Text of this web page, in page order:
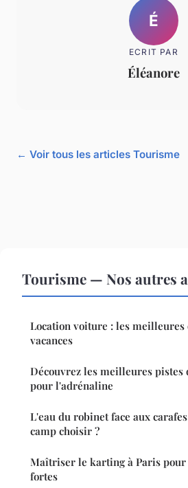
É
ECRIT PAR
Éléanore
← Voir tous les articles Tourisme
Tourisme — Nos autres
Location voiture : les meilleures
vacances
Découvrez les meilleures pistes
pour l'adrénaline
L'eau du robinet face aux
camp choisir ?
Maîtriser le karting à Paris pour
fortes